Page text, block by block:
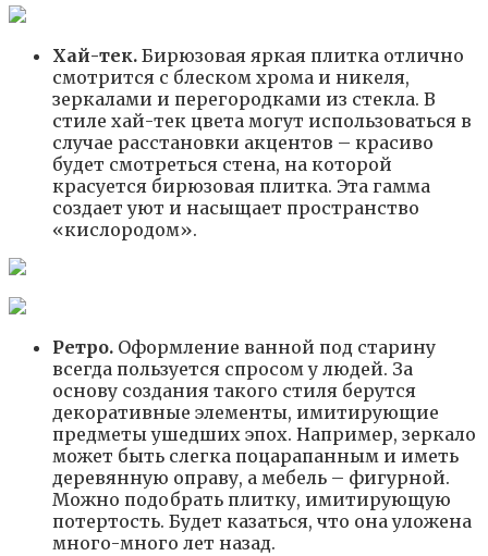
Хай-тек. Бирюзовая яркая плитка отлично
смотрится с блеском хрома и никеля,
зеркалами и перегородками из стекла. В
стиле хай-тек цвета могут использоваться в
случае расстановки акцентов – красиво
будет смотреться стена, на которой
красуется бирюзовая плитка. Эта гамма
создает уют и насыщает пространство
«кислородом».
Ретро. Оформление ванной под старину
всегда пользуется спросом у людей. За
основу создания такого стиля берутся
декоративные элементы, имитирующие
предметы ушедших эпох. Например, зеркало
может быть слегка поцарапанным и иметь
деревянную оправу, а мебель – фигурной.
Можно подобрать плитку, имитирующую
потертость. Будет казаться, что она уложена
много-много лет назад.